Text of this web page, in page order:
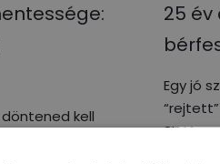
kell
pénzügyi
25
Egy jó
SZJA-